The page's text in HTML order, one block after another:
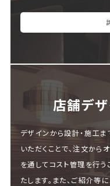
店舗デザ
デザインから設計・施工ま
いただくことで、注文から
を通してコスト管理を行
たします。また、ご紹介等